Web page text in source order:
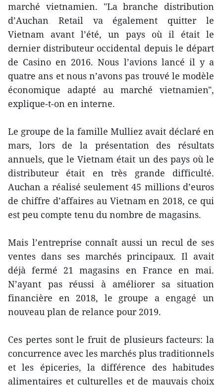
marché vietnamien. "La branche distribution
d’Auchan Retail va également quitter le
Vietnam avant l’été, un pays où il était le
dernier distributeur occidental depuis le départ
de Casino en 2016. Nous l’avions lancé il y a
quatre ans et nous n’avons pas trouvé le modèle
économique adapté au marché vietnamien",
explique‐t‐on en interne.
Le groupe de la famille Mulliez avait déclaré en
mars, lors de la présentation des résultats
annuels, que le Vietnam était un des pays où le
distributeur était en très grande difficulté.
Auchan a réalisé seulement 45 millions d’euros
de chiffre d’affaires au Vietnam en 2018, ce qui
est peu compte tenu du nombre de magasins.
Mais l’entreprise connaît aussi un recul de ses
ventes dans ses marchés principaux. Il avait
déjà fermé 21 magasins en France en mai.
N’ayant pas réussi à améliorer sa situation
financière en 2018, le groupe a engagé un
nouveau plan de relance pour 2019.
Ces pertes sont le fruit de plusieurs facteurs: la
concurrence avec les marchés plus traditionnels
et les épiceries, la différence des habitudes
alimentaires et culturelles et de mauvais choix